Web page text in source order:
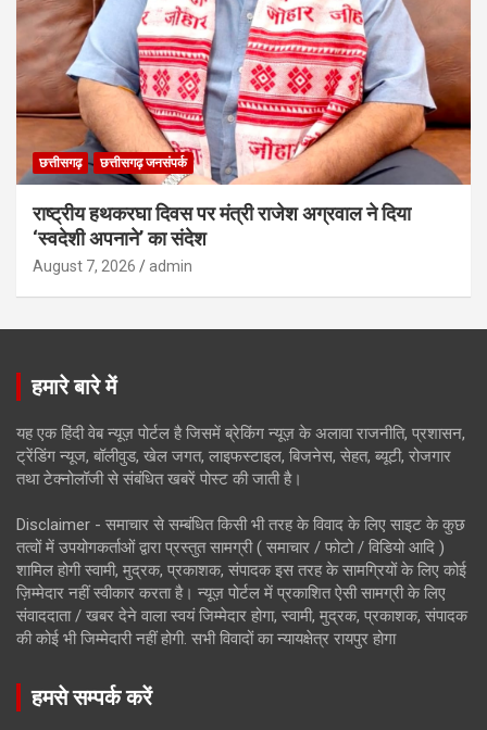
छत्तीसगढ़ छत्तीसगढ़ जनसंपर्क
राष्ट्रीय हथकरघा दिवस पर मंत्री राजेश अग्रवाल ने दिया
‘स्वदेशी अपनाने’ का संदेश
August 7, 2026 admin
हमारे बारे में
यह एक हिंदी वेब न्यूज़ पोर्टल है जिसमें ब्रेकिंग न्यूज़ के अलावा राजनीति, प्रशासन,
ट्रेंडिंग न्यूज, बॉलीवुड, खेल जगत, लाइफस्टाइल, बिजनेस, सेहत, ब्यूटी, रोजगार
तथा टेक्नोलॉजी से संबंधित खबरें पोस्ट की जाती है।
Disclaimer - समाचार से सम्बंधित किसी भी तरह के विवाद के लिए साइट के कुछ
तत्वों में उपयोगकर्ताओं द्वारा प्रस्तुत सामग्री ( समाचार / फोटो / विडियो आदि )
शामिल होगी स्वामी, मुद्रक, प्रकाशक, संपादक इस तरह के सामग्रियों के लिए कोई
ज़िम्मेदार नहीं स्वीकार करता है। न्यूज़ पोर्टल में प्रकाशित ऐसी सामग्री के लिए
संवाददाता / खबर देने वाला स्वयं जिम्मेदार होगा, स्वामी, मुद्रक, प्रकाशक, संपादक
की कोई भी जिम्मेदारी नहीं होगी. सभी विवादों का न्यायक्षेत्र रायपुर होगा
हमसे सम्पर्क करें